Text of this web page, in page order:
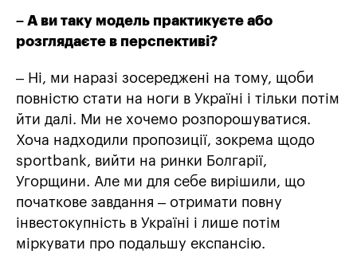
– А ви таку модель практикуєте або
розглядаєте в перспективі?
– Ні, ми наразі зосереджені на тому, щоби
повністю стати на ноги в Україні і тільки потім
йти далі. Ми не хочемо розпорошуватися.
Хоча надходили пропозиції, зокрема щодо
sportbank, вийти на ринки Болгарії,
Угорщини. Але ми для себе вирішили, що
початкове завдання – отримати повну
інвестокупність в Україні і лише потім
міркувати про подальшу експансію.